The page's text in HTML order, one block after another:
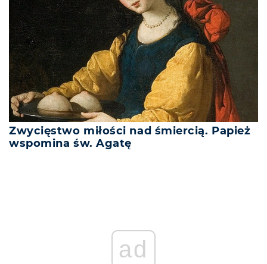
Zwycięstwo miłości nad śmiercią. Papież
wspomina św. Agatę
ad